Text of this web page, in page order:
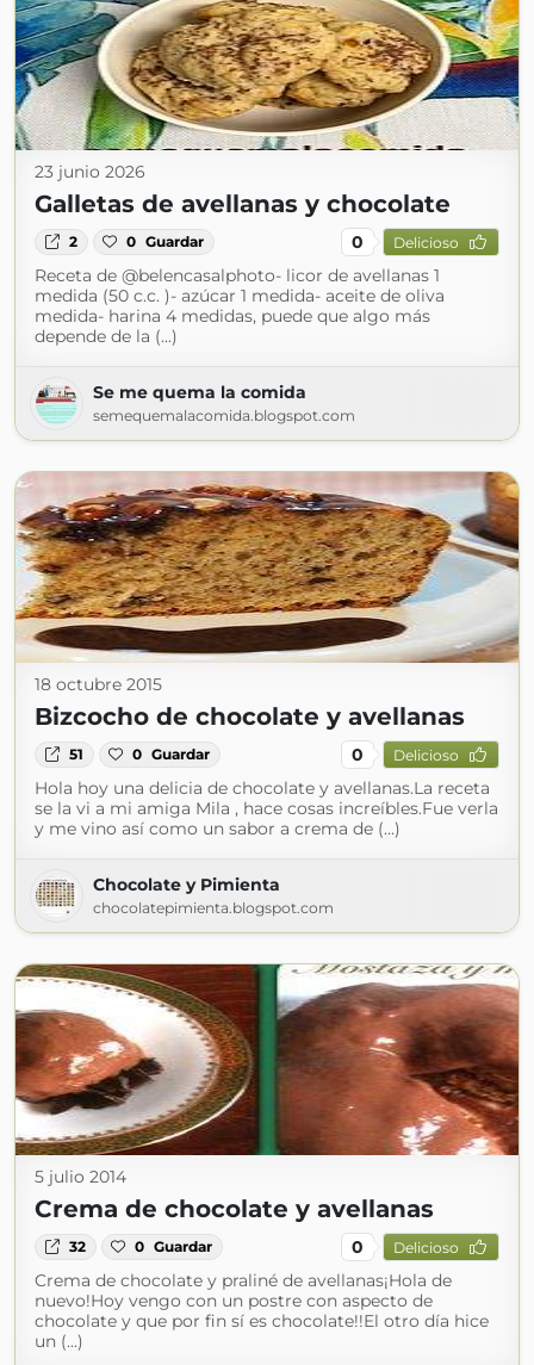
23 junio 2026
Galletas de avellanas y chocolate
2 0 Guardar 0 Delicioso
Receta de @belencasalphoto- licor de avellanas 1
medida (50 c.c. )- azúcar 1 medida- aceite de oliva
medida- harina 4 medidas, puede que algo más
depende de la (...)
Se me quema la comida
semequemalacomida.blogspot.com
18 octubre 2015
Bizcocho de chocolate y avellanas
51 0 Guardar 0 Delicioso
Hola hoy una delicia de chocolate y avellanas.La receta
se la vi a mi amiga Mila , hace cosas increíbles.Fue verla
y me vino así como un sabor a crema de (...)
Chocolate y Pimienta
chocolatepimienta.blogspot.com
5 julio 2014
Crema de chocolate y avellanas
32 0 Guardar 0 Delicioso
Crema de chocolate y praliné de avellanas¡Hola de
nuevo!Hoy vengo con un postre con aspecto de
chocolate y que por fin sí es chocolate!!El otro día hice
un (...)